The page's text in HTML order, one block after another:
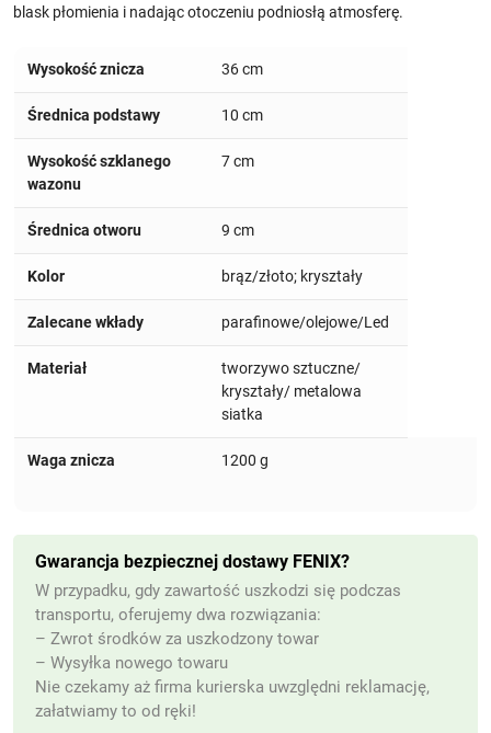
blask płomienia i nadając otoczeniu podniosłą atmosferę.
Wysokość znicza 36 cm
Średnica podstawy 10 cm
Wysokość szklanego
wazonu
7 cm
Średnica otworu 9 cm
Kolor brąz/złoto; kryształy
Zalecane wkłady parafinowe/olejowe/Led
Materiał
tworzywo sztuczne/
kryształy/ metalowa
siatka
Waga znicza 1200 g
Gwarancja bezpiecznej dostawy FENIX?
W przypadku, gdy zawartość uszkodzi się podczas
transportu, oferujemy dwa rozwiązania:
– Zwrot środków za uszkodzony towar
– Wysyłka nowego towaru
Nie czekamy aż firma kurierska uwzględni reklamację,
załatwiamy to od ręki!